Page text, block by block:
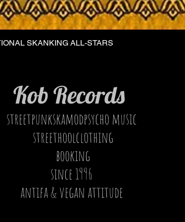
Quick View
SKANKING ALL-STARS
Kob Records
streetpunkskamodpsycho music
streethoolclothing
booking
since 1996
antifa & vegan attitude